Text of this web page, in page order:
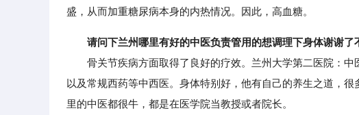
盛，从而加重糖尿病本身的内热情况。因此，高血糖。
请问下兰州哪里有好的中医负责管用的想调理下身体谢谢了
骨关节疾病方面取得了良好的疗效。兰州大学第二医院：中
以及常规西药等中西医。身体特别好，他有自己的养生之道，
里的中医都很牛，都是在医学院当教授或者院长。